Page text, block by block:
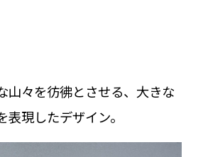
山々を彷彿とさせる、大きな
現したデザイン。